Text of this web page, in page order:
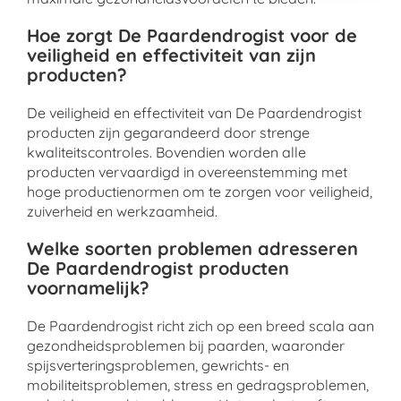
Hoe zorgt De Paardendrogist voor de
veiligheid en effectiviteit van zijn
producten?
De veiligheid en effectiviteit van De Paardendrogist
producten zijn gegarandeerd door strenge
kwaliteitscontroles. Bovendien worden alle
producten vervaardigd in overeenstemming met
hoge productienormen om te zorgen voor veiligheid,
zuiverheid en werkzaamheid.
Welke soorten problemen adresseren
De Paardendrogist producten
voornamelijk?
De Paardendrogist richt zich op een breed scala aan
gezondheidsproblemen bij paarden, waaronder
spijsverteringsproblemen, gewrichts- en
mobiliteitsproblemen, stress en gedragsproblemen,